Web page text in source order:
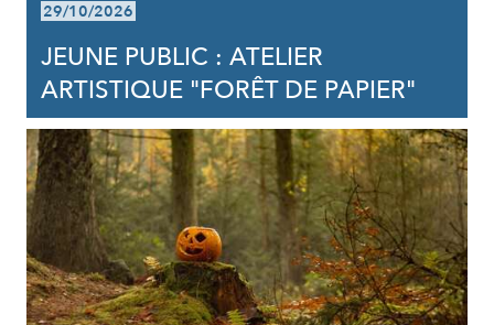
29/10/2026
JEUNE PUBLIC : ATELIER
ARTISTIQUE "FORÊT DE PAPIER"